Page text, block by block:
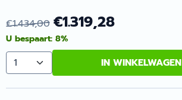
€1.434,00 €1.319,28
U bespaart: 8%
Aantal IN WINKELWAGEN